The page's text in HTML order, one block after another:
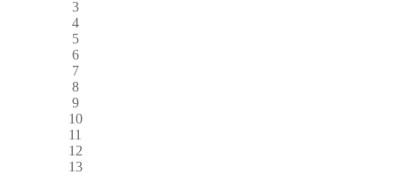
3
4
5
6
7
8
9
10
11
12
13